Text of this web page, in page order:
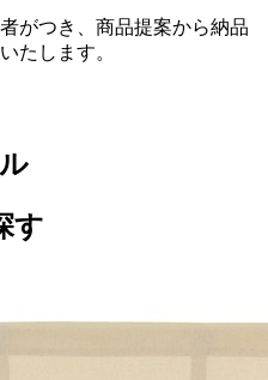
がつき、商品提案から納品
たします。
す